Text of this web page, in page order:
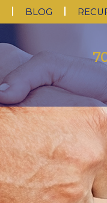
BLOG